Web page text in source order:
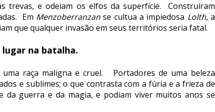
trevas, e odeiam os elfos da superfície. Construíram
Em Menzoberranzanse cultua a impiedosa Lolth, a
que qualquer invasão em seus territórios seria fatal.
lugar na batalha.
raça maligna e cruel. Portadores de uma beleza
e sublimes; o que contrasta com a fúria e a frieza de
guerra e da magia, e podiam viver muitos anos se